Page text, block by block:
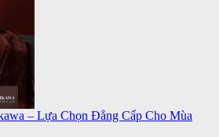
– Lựa Chọn Đẳng Cấp Cho Mùa